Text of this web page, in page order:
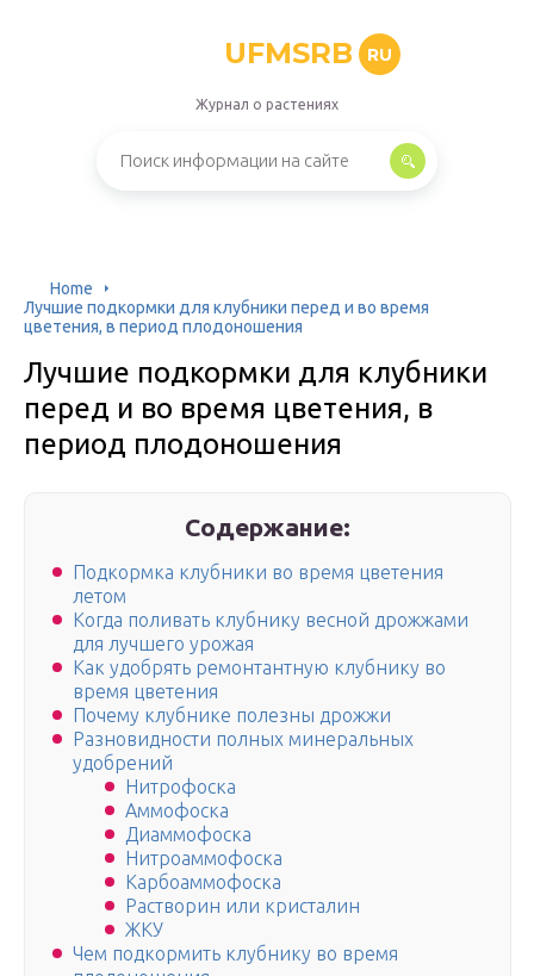
UFMSRB RU
Журнал о растениях
Home
Лучшие подкормки для клубники перед и во время
цветения, в период плодоношения
Лучшие подкормки для клубники
перед и во время цветения, в
период плодоношения
Содержание:
Подкормка клубники во время цветения
летом
Когда поливать клубнику весной дрожжами
для лучшего урожая
Как удобрять ремонтантную клубнику во
время цветения
Почему клубнике полезны дрожжи
Разновидности полных минеральных
удобрений
Нитрофоска
Аммофоска
Диаммофоска
Нитроаммофоска
Карбоаммофоска
Растворин или кристалин
ЖКУ
Чем подкормить клубнику во время